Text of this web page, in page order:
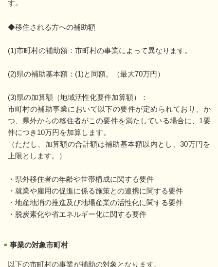
す。
◆移住される方への補助額
(1)市町村の補助額：市町村の事業によって異なります。
(2)県の補助基本額：(1)と同額。（最大70万円）
(3)県の加算額（地域活性化要件加算額）：
市町村の補助事業において以下の要件が定められており、か
つ、県外からの移住者がこの要件を満たしている場合に、1要
件につき10万円を加算します。
（ただし、加算額の合計額は補助基本額以内とし、30万円を
上限とします。）
・県外移住者の年齢や世帯構成に関する要件
・就業や雇用の促進に係る施策との連携に関する要件
・地産地消の推進及び地場産業の活性化に関する要件
・脱炭素化や省エネルギー化に関する要件
■ 事業の対象市町村
以下の市町村の事業が補助の対象となります。